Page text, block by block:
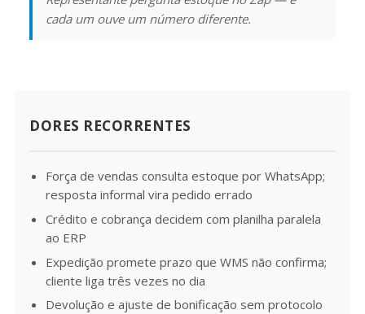
cada um ouve um número diferente.
DORES RECORRENTES
Força de vendas consulta estoque por WhatsApp;
resposta informal vira pedido errado
Crédito e cobrança decidem com planilha paralela
ao ERP
Expedição promete prazo que WMS não confirma;
cliente liga três vezes no dia
Devolução e ajuste de bonificação sem protocolo